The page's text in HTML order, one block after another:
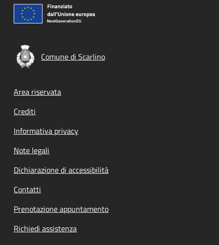
Comune di Scarlino
Footer menu
Area riservata
Crediti
Informativa privacy
Note legali
Dichiarazione di accessibilità
Contatti
Prenotazione appuntamento
Richiedi assistenza